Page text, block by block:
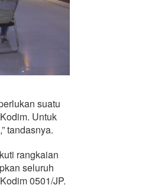
suatu
Untuk
tandasnya.
rangkaian
seluruh
0501/JP.